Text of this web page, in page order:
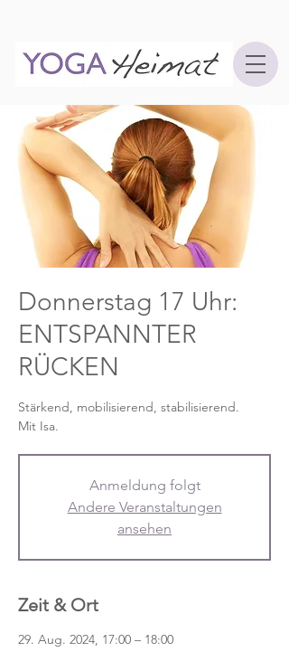
Donnerstag 17 Uhr:
ENTSPANNTER
RÜCKEN
Stärkend, mobilisierend, stabilisierend.
Mit Isa.
Anmeldung folgt
Andere Veranstaltungen
ansehen
Zeit & Ort
29. Aug. 2024, 17:00 – 18:00